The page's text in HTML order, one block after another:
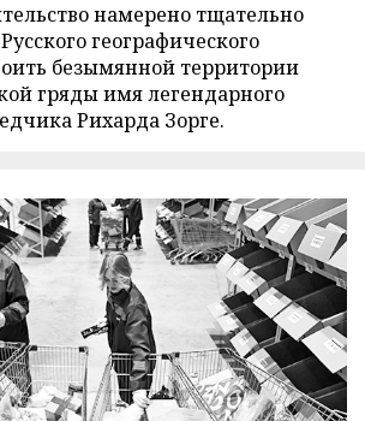
намерено тщательно
географического
безымянной территории
гряды имя легендарного
Рихарда Зорге.